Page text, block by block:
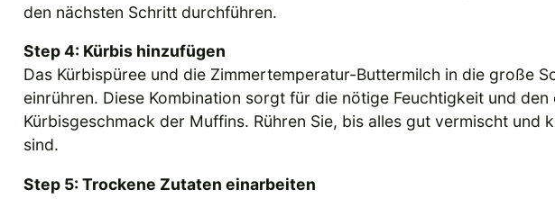
den nächsten Schritt durchführen.
Step 4: Kürbis hinzufügen
Das Kürbispüree und die Zimmertemperatur-Buttermilch in die große
einrühren. Diese Kombination sorgt für die nötige Feuchtigkeit und
Kürbisgeschmack der Muffins. Rühren Sie, bis alles gut vermischt und
sind.
Step 5: Trockene Zutaten einarbeiten